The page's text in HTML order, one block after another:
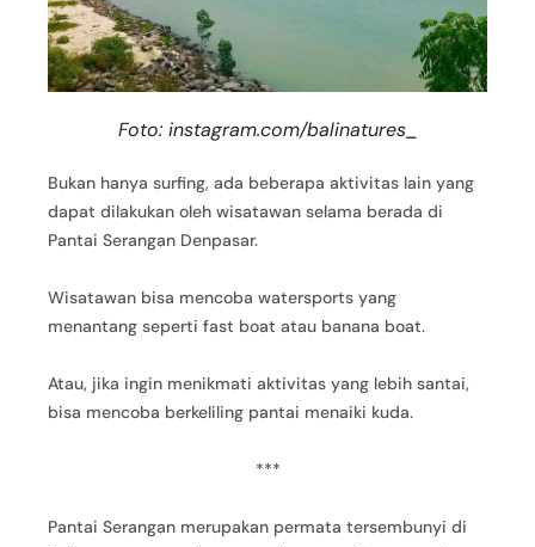
Foto: instagram.com/balinatures_
Bukan hanya surfing, ada beberapa aktivitas lain yang
dapat dilakukan oleh wisatawan selama berada di
Pantai Serangan Denpasar.
Wisatawan bisa mencoba watersports yang
menantang seperti fast boat atau banana boat.
Atau, jika ingin menikmati aktivitas yang lebih santai,
bisa mencoba berkeliling pantai menaiki kuda.
***
Pantai Serangan merupakan permata tersembunyi di